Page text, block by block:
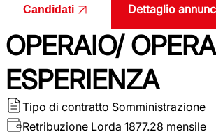
Candidati Dettaglio
OPERAIO/
ESPERIENZA
Tipo di contratto Somministrazione
Retribuzione Lorda 1877.28 mensile